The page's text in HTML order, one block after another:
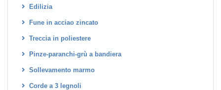
Edilizia
Fune in acciao zincato
Treccia in poliestere
Pinze-paranchi-grù a bandiera
Sollevamento marmo
Corde a 3 legnoli